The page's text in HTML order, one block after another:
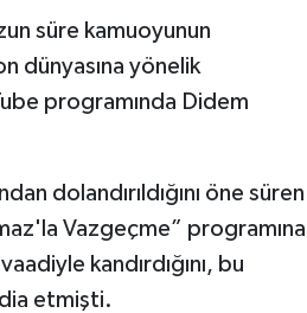
süre kamuoyunun
dünyasına yönelik
programında Didem
dolandırıldığını öne süren
Vazgeçme” programına
kandırdığını, bu
etmişti.